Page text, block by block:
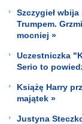
Szczygieł
Trumpem.
mocniej »
Uczestniczka
Serio to
Książę Harry
majątek »
Justyna